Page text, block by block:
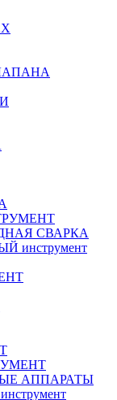
СВАРКА
инструмент
АППАРАТЫ